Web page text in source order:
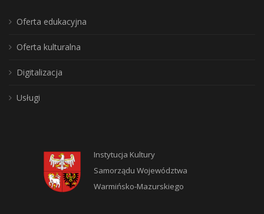
Oferta edukacyjna
Oferta kulturalna
Digitalizacja
Usługi
Instytucja Kultury
Samorządu Województwa
Warmińsko-Mazurskiego